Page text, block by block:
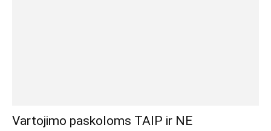
Vartojimo paskoloms TAIP ir NE